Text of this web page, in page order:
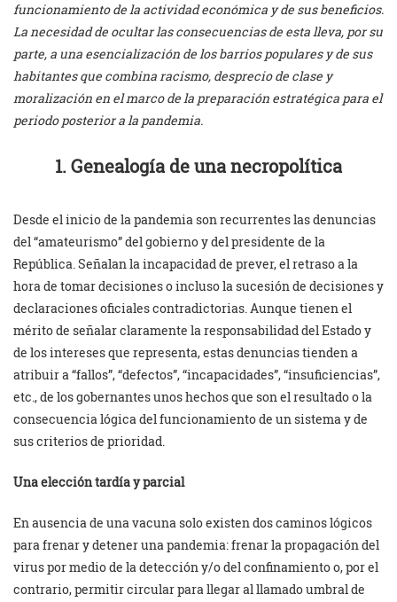
funcionamiento de la actividad económica y de sus beneficios.
La necesidad de ocultar las consecuencias de esta lleva, por su
parte, a una esencialización de los barrios populares y de sus
habitantes que combina racismo, desprecio de clase y
moralización en el marco de la preparación estratégica para el
periodo posterior a la pandemia.
1. Genealogía de una necropolítica
Desde el inicio de la pandemia son recurrentes las denuncias
del “amateurismo” del gobierno y del presidente de la
República. Señalan la incapacidad de prever, el retraso a la
hora de tomar decisiones o incluso la sucesión de decisiones y
declaraciones oficiales contradictorias. Aunque tienen el
mérito de señalar claramente la responsabilidad del Estado y
de los intereses que representa, estas denuncias tienden a
atribuir a “fallos”, “defectos”, “incapacidades”, “insuficiencias”,
etc., de los gobernantes unos hechos que son el resultado o la
consecuencia lógica del funcionamiento de un sistema y de
sus criterios de prioridad.
Una elección tardía y parcial
En ausencia de una vacuna solo existen dos caminos lógicos
para frenar y detener una pandemia: frenar la propagación del
virus por medio de la detección y/o del confinamiento o, por el
contrario, permitir circular para llegar al llamado umbral de